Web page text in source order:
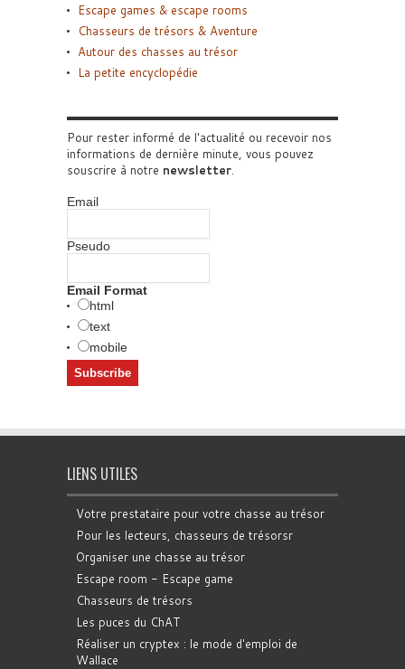
Escape games & escape rooms
Chasseurs de trésors & Aventure
Autour des chasses au trésor
La petite encyclopédie
Pour rester informé de l'actualité ou recevoir nos
informations de dernière minute, vous pouvez
souscrire à notre newsletter
Email
Pseudo
Email Format
html
text
mobile
LIENS UTILES
Votre prestataire pour votre chasse au trésor
Pour les lecteurs, chasseurs de trésorsr
Organiser une chasse au trésor
Escape room - Escape game
Chasseurs de trésors
Les puces du ChAT
Réaliser un cryptex : le mode d'emploi de
Wallace